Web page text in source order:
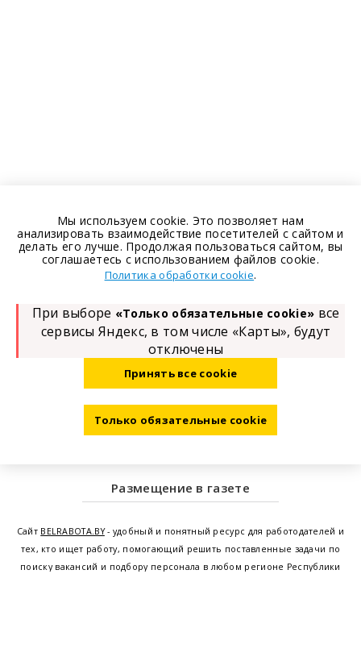
Размещение в газете
Сайт BELRABOTA.BY- удобный и понятный ресурс для работодателей и
тех, кто ищет работу, помогающий решить поставленные задачи по
поиску вакансий и подбору персонала в любом регионе Республики
Мы используем cookie. Это позволяет нам
анализировать взаимодействие посетителей с сайтом и
делать его лучше. Продолжая пользоваться сайтом, вы
соглашаетесь с использованием файлов cookie.
Политика обработки cookie.
При выборе «Только обязательные cookie» все
сервисы Яндекс, в том числе «Карты», будут
отключены
Принять все cookie
Только обязательные cookie